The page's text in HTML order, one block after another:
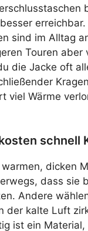
sind im Alltag
Touren aber
die Jacke oft
viel Wärme
schnell
dicken
dass sie
Andere
der kalte Luft
ist ein